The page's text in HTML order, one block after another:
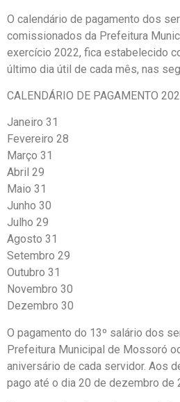
O calendário de pagamento dos
comissionados da Prefeitura
exercício 2022, fica estabelecido
último dia útil de cada mês, nas
CALENDÁRIO DE PAGAMENTO
Janeiro 31
Fevereiro 28
Março 31
Abril 29
Maio 31
Junho 30
Julho 29
Agosto 31
Setembro 29
Outubro 31
Novembro 30
Dezembro 30
O pagamento do 13º salário dos
Prefeitura Municipal de Mossoró
aniversário de cada servidor. Aos
pago até o dia 20 de dezembro de